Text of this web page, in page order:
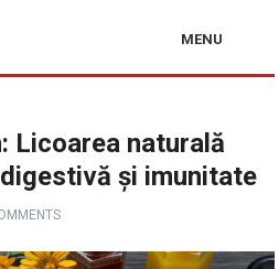
MENU
Licoarea naturală
și imunitate